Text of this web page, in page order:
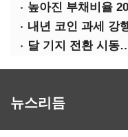
달 기지 전환 시동
뉴스리듬